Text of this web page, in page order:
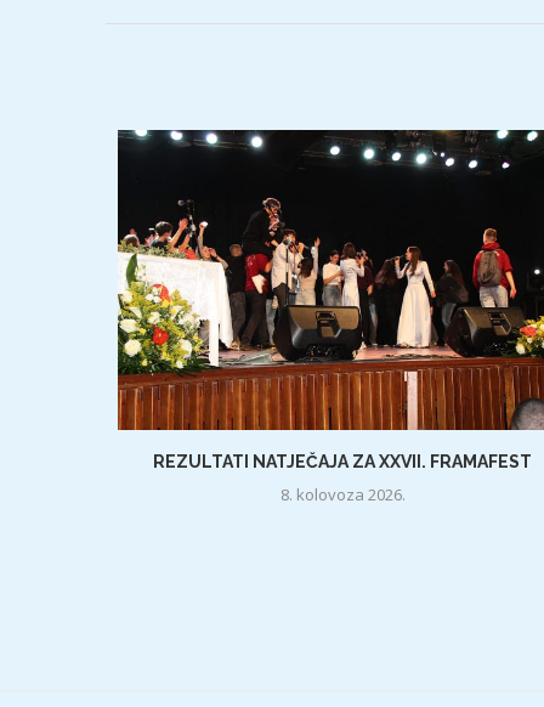
REZULTATI NATJEČAJA ZA XXVII. FRAMAFEST
8. kolovoza 2026.